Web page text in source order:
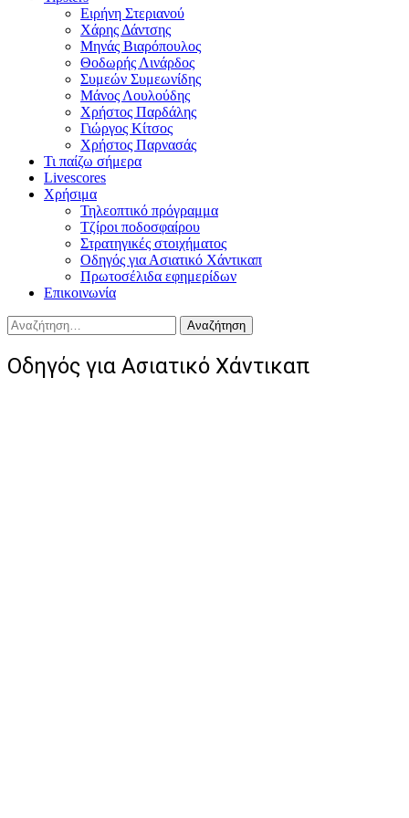
Ειρήνη Στεριανού
Χάρης Δάντσης
Μηνάς Βιαρόπουλος
Θοδωρής Λινάρδος
Συμεών Συμεωνίδης
Μάνος Λουλούδης
Χρήστος Παρδάλης
Γιώργος Κίτσος
Χρήστος Παρνασάς
Τι παίζω σήμερα
Livescores
Χρήσιμα
Τηλεοπτικό πρόγραμμα
Τζίροι ποδοσφαίρου
Στρατηγικές στοιχήματος
Οδηγός για Ασιατικό Χάντικαπ
Πρωτοσέλιδα εφημερίδων
Επικοινωνία
Αναζήτηση
για:
Οδηγός για Ασιατικό Χάντικαπ